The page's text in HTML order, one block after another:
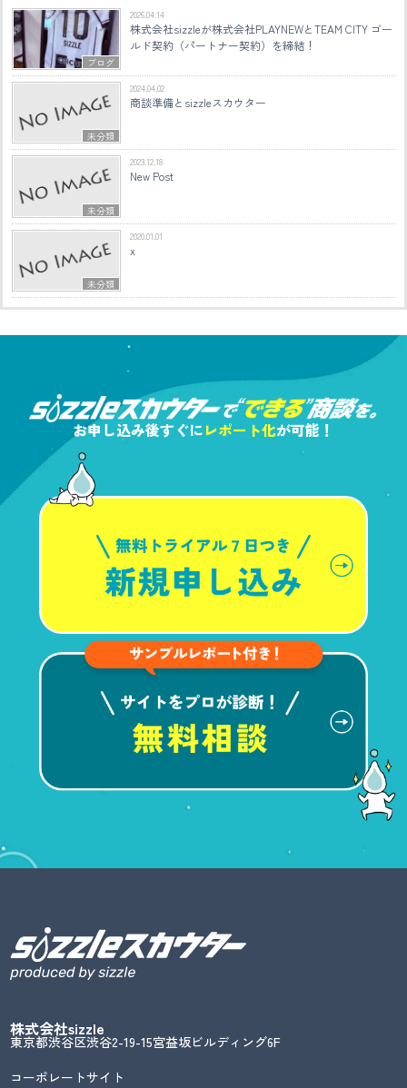
ブログ
2026.04.14
株式会社sizzleが株式会社PLAYNEWとTEAM CITY ゴー
ルド契約（パートナー契約）を締結！
未分類
2024.04.02
商談準備とsizzleスカウター
未分類
2023.12.18
New Post
未分類
2020.01.01
x
お申し込み後すぐにレポート化が可能！
株式会社sizzle
東京都渋谷区渋谷2-19-15宮益坂ビルディング6F
コーポレートサイト